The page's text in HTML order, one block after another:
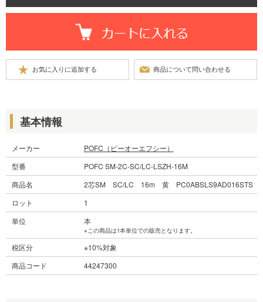
基本情報
メーカー
POFC（ピーオーエフシー）
型番
POFC SM-2C-SC/LC-LSZH-16M
商品名
2芯SM SC/LC 16m 黄 PC0ABSLS9AD016STS
ロット
1
単位
本
※この商品は1本単位での販売となります。
税区分
※10%対象
商品コード
44247300